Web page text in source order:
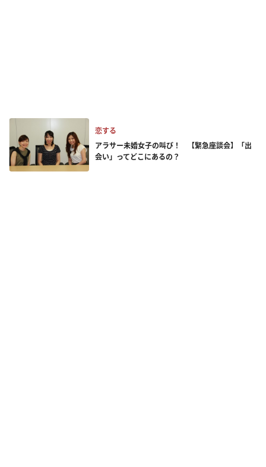
恋する
アラサー未婚女子の叫び！ 【緊急座談会】「出
会い」ってどこにあるの？